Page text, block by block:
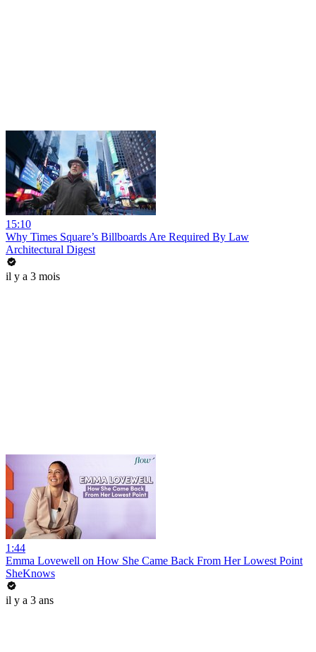
15:10
Why Times Square’s Billboards Are Required By Law
Architectural Digest
il y a 3 mois
1:44
Emma Lovewell on How She Came Back From Her Lowest Point
SheKnows
il y a 3 ans